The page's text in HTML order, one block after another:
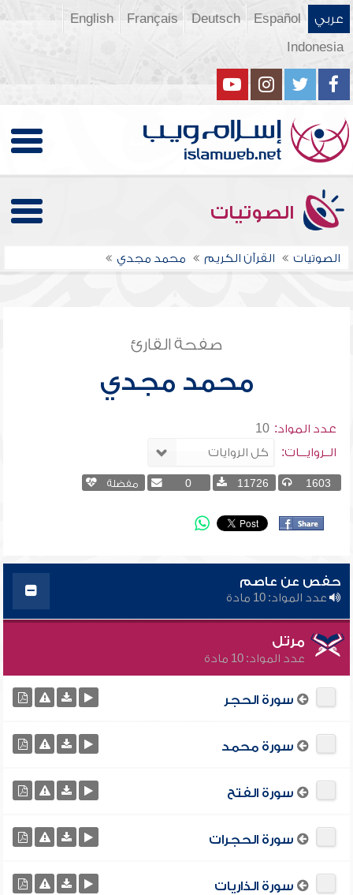
عربي Español
Deutsch
Français
English
Indonesia
الصوتيات
الصوتيات القرآن الكريم محمد مجدي
صفحة القارئ
محمد مجدي
عدد المواد: 10
الــروايـــات:
1603
11726
0 مفضلة
حفص عن عاصم
عدد المواد: 10 مادة
مرتل
عدد المواد: 10 مادة
سورة الحجر
سورة محمد
سورة الفتح
سورة الحجرات
سورة الذاريات